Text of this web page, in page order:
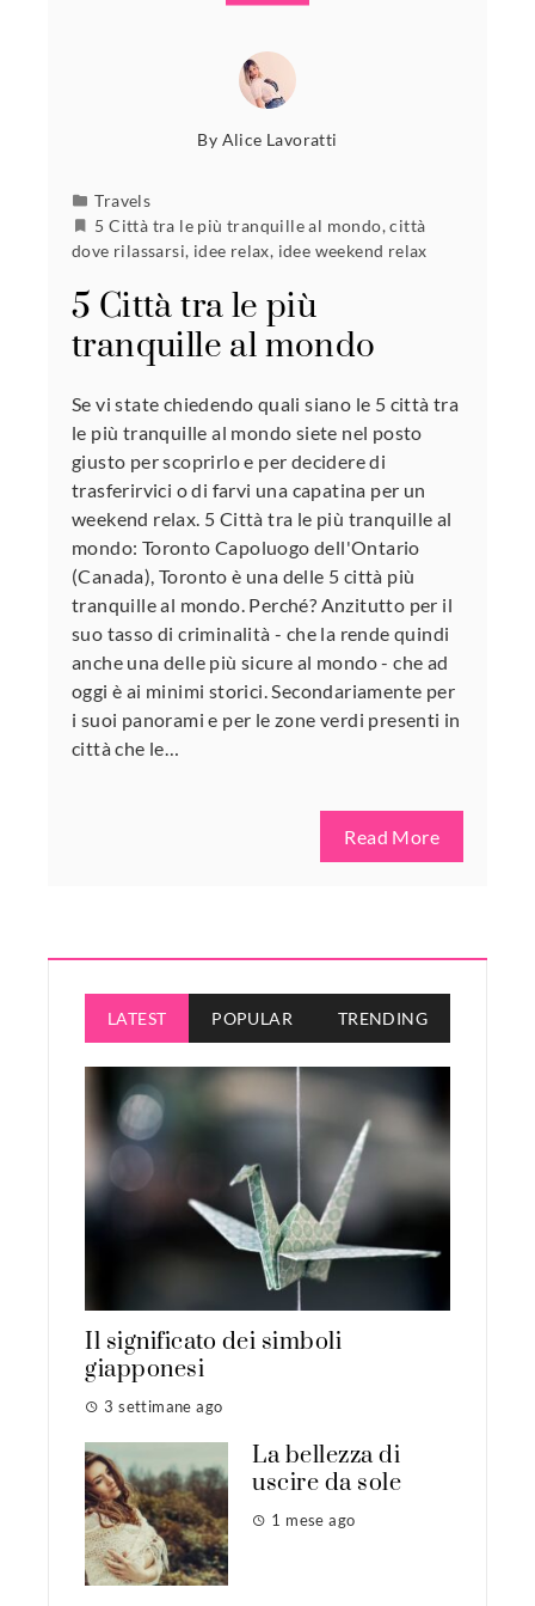
By Alice Lavoratti
Travels
5 Città tra le più tranquille al mondo,città
dove rilassarsi, idee relax, idee weekend relax
5 Città tra le più
tranquille al mondo
Se vi state chiedendo quali siano le 5 città tra
le più tranquille al mondo siete nel posto
giusto per scoprirlo e per decidere di
trasferirvici o di farvi una capatina per un
weekend relax. 5 Città tra le più tranquille al
mondo: Toronto Capoluogo dell'Ontario
(Canada), Toronto è una delle 5 città più
tranquille al mondo. Perché? Anzitutto per il
suo tasso di criminalità - che la rende quindi
anche una delle più sicure al mondo - che ad
oggi è ai minimi storici. Secondariamente per
i suoi panorami e per le zone verdi presenti in
città che le…
Read More
LATEST POPULAR TRENDING
Il significato dei simboli
giapponesi
3 settimane ago
La bellezza di
uscire da sole
1 mese ago